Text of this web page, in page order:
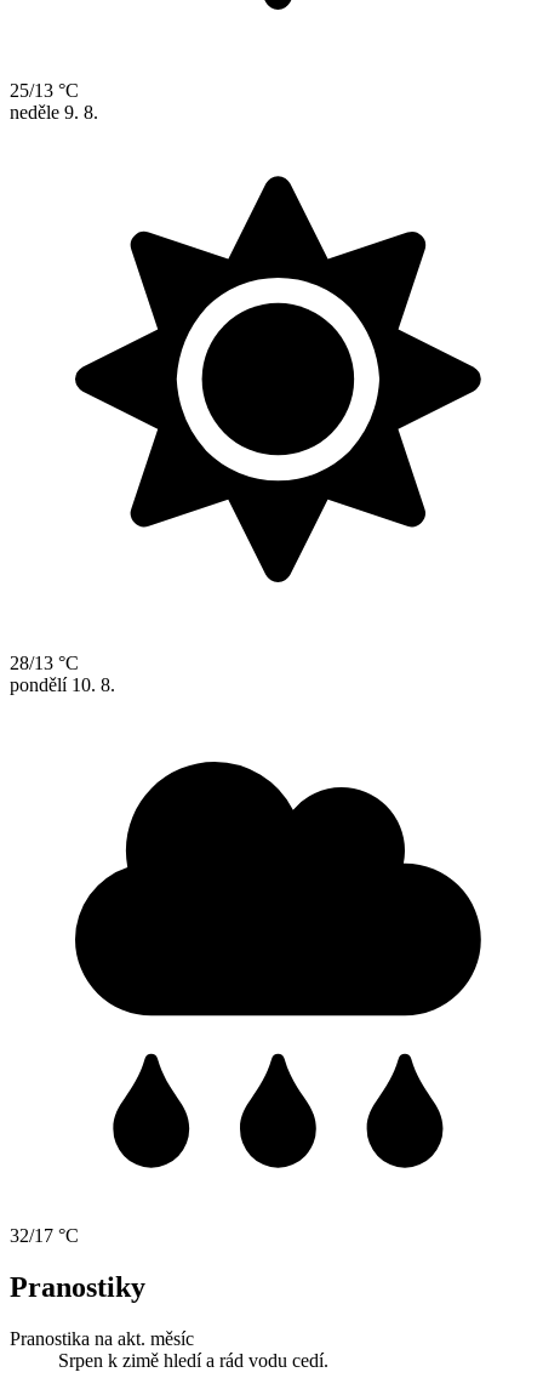
25/13 °C
neděle 9. 8.
28/13 °C
pondělí 10. 8.
32/17 °C
Pranostiky
Pranostika na akt. měsíc
Srpen k zimě hledí a rád vodu cedí.